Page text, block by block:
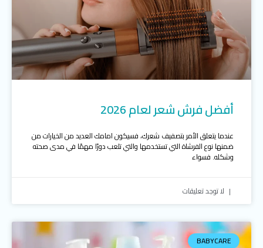
أفضل فرش شعر لعام 2026
عندما يتعلق الأمر بتصفيف شعرك، فسيكون امامك العديد من الخيارات من
ضمنها نوع الفرشاة التي تستخدمها والتي تلعب دورًا مهمًا في مدى صحته
وشكله. فسواء
لا توجد تعليقات
BABYCARE